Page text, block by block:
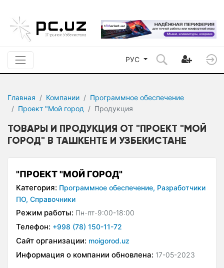
РУС
Главная Компании
Программное обеспечение
Проект "Мой город
Продукция
ТОВАРЫ И ПРОДУКЦИЯ ОТ "ПРОЕКТ "МОЙ
ГОРОД" В ТАШКЕНТЕ И УЗБЕКИСТАНЕ
"ПРОЕКТ "МОЙ ГОРОД"
Категория: Программное обеспечение, Разработчики
ПО, Справочники
Режим работы: Пн-пт-9:00-18:00
Телефон: +998 (78) 150-11-72
Сайт организации: moigorod.uz
Информация о компании обновлена: 17-05-2023